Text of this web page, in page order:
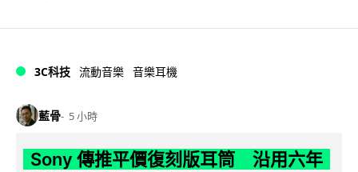
3C科技 流動音樂 音樂耳機
藍骨 5 小時
Sony 傳推平價復刻版耳筒 沿用六年